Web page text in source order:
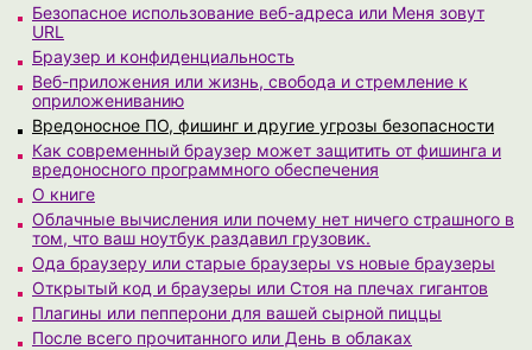
Безопасное использование веб-адреса или Меня зовут
URL
Браузер и конфиденциальность
Веб-приложения или жизнь, свобода и стремление к
оприложениванию
Вредоносное ПО, фишинг и другие угрозы безопасности
Как современный браузер может защитить от фишинга и
вредоносного программного обеспечения
О книге
Облачные вычисления или почему нет ничего страшного в
том, что ваш ноутбук раздавил грузовик.
Ода браузеру или старые браузеры vs новые браузеры
Открытый код и браузеры или Стоя на плечах гигантов
Плагины или пепперони для вашей сырной пиццы
После всего прочитанного или День в облаках